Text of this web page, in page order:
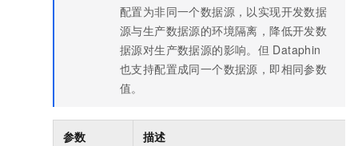
配置为非同一个数据源，以实现开发数据
源与生产数据源的环境隔离，降低开发数
据源对生产数据源的影响。但 Dataphin
也支持配置成同一个数据源，即相同参数
值。
参数 描述